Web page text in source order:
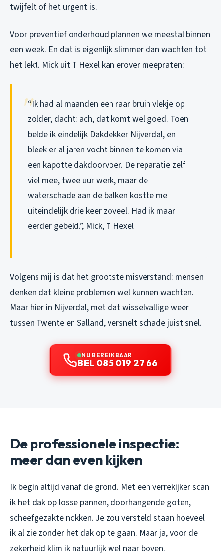
twijfelt of het urgent is.
Voor preventief onderhoud plannen we meestal binnen
een week. En dat is eigenlijk slimmer dan wachten tot
het lekt. Mick uit T Hexel kan erover meepraten:
“Ik had al maanden een raar bruin vlekje op
zolder, dacht: ach, dat komt wel goed. Toen
belde ik eindelijk Dakdekker Nijverdal, en
bleek er al jaren vocht binnen te komen via
een kapotte dakdoorvoer. De reparatie zelf
viel mee, twee uur werk, maar de
waterschade aan de balken kostte me
uiteindelijk drie keer zoveel. Had ik maar
eerder gebeld.”, Mick, T Hexel
Volgens mij is dat het grootste misverstand: mensen
denken dat kleine problemen wel kunnen wachten.
Maar hier in Nijverdal, met dat wisselvallige weer
tussen Twente en Salland, versnelt schade juist snel.
NU BEREIKBAAR
BEL 085 019 27 66
De professionele inspectie:
meer dan even kijken
Ik begin altijd vanaf de grond. Met een verrekijker scan
ik het dak op losse pannen, doorhangende goten,
scheefgezakte nokken. Je zou versteld staan hoeveel
ik al zie zonder het dak op te gaan. Maar ja, voor de
zekerheid klim ik natuurlijk wel naar boven.